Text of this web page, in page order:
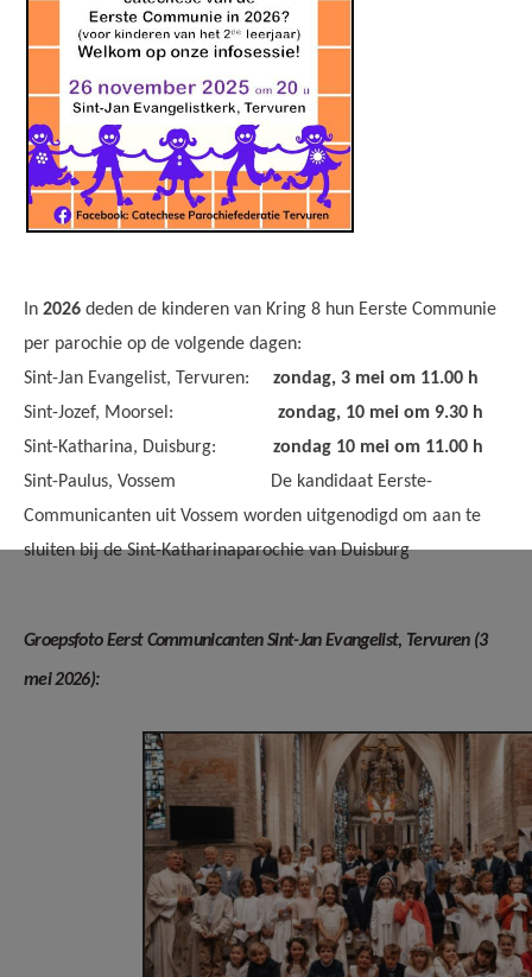
In 2026 deden de kinderen van Kring 8 hun Eerste Communie
per parochie op de volgende dagen:
Sint-Jan Evangelist, Tervuren: zondag, 3 mei om 11.00 h
Sint-Jozef, Moorsel: zondag, 10 mei om 9.30 h
Sint-Katharina, Duisburg: zondag 10 mei om 11.00 h
Sint-Paulus, Vossem De kandidaat Eerste-
Communicanten uit Vossem worden uitgenodigd om aan te
sluiten bij de Sint-Katharinaparochie van Duisburg
Groepsfoto Eerst Communicanten Sint-Jan Evangelist, Tervuren (3
mei 2026):
Sint-Jan - Eerste
Communie 2026
Groepsfoto.jpg